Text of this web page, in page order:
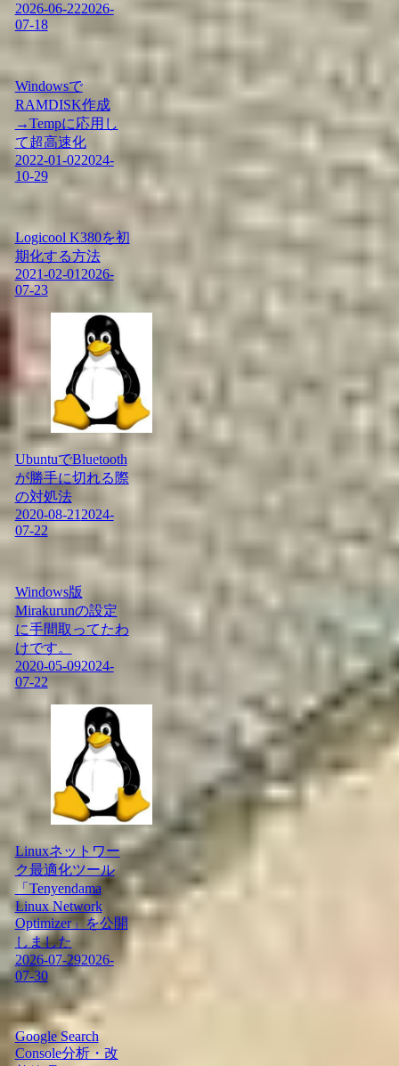
2026-06-222026-
07-18
Windowsで
RAMDISK作成
→Tempに応用し
て超高速化
2022-01-022024-
10-29
Logicool K380を初
期化する方法
2021-02-01 2026-
07-23
UbuntuでBluetooth
が勝手に切れる際
の対処法
2020-08-21 2024-
07-22
Windows版
Mirakurunの設定
に手間取ってたわ
けです。
2020-05-092024-
07-22
Linuxネットワー
ク最適化ツール
「Tenyendama
Linux Network
Optimizer」を公開
しました
2026-07-292026-
07-30
Google Search
Console分析・改